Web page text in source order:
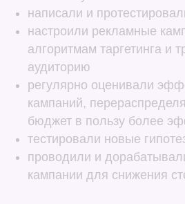
написали и
настроили рекламные
алгоритмам таргетинга и
аудиторию
регулярно оценивали
кампаний,
бюджет в пользу более
тестировали новые
проводили и
кампании для снижения